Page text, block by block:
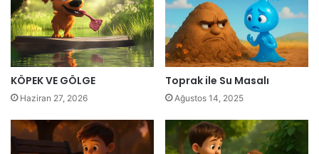
KÖPEK VE GÖLGE
Haziran 27, 2026
Toprak ile Su Masalı
Ağustos 14, 2025